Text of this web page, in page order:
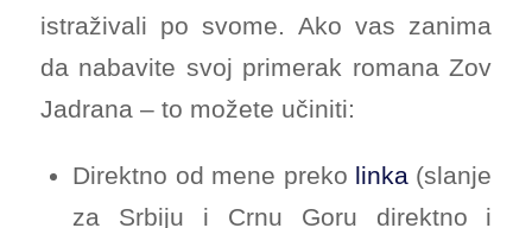
istraživali po svome. Ako vas zanima
da nabavite svoj primerak romana Zov
Jadrana – to možete učiniti:
Direktno od mene preko linka(slanje
za Srbiju i Crnu Goru direktno i